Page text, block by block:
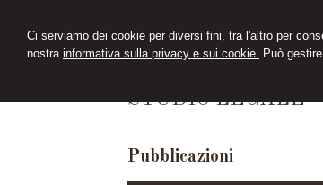
Ci serviamo dei cookie per diversi fini, tra l'altro per
nostra informativa sulla privacy e sui cookie. Può
STUDIO LEGALE
Pubblicazioni